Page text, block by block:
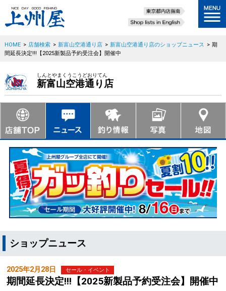
HOME > 店舗検索 > 新富山空港通り店 > 新富山空港通り店のショップニュース > 期
間延長決定!!!【2025新製品予約受注会】開催中
しんとやまくうこうどおりてん
新富山空港通り店
ショップニュース
2025年2月28日 セール・イベント
期間延長決定!!!【2025新製品予約受注会】開催中